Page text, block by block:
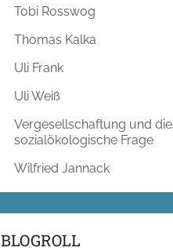
Tobi Rosswog
Thomas Kalka
Uli Frank
Uli Weiß
Vergesellschaftung und die
sozialökologische Frage
Wilfried Jannack
BLOGROLL